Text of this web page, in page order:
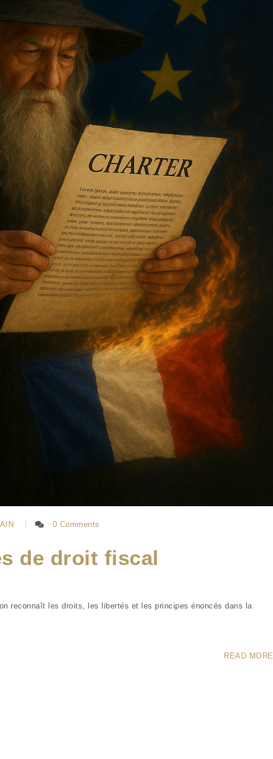
0 Comments
de droit fiscal
reconnaît les droits, les libertés et les principes énoncés dans la
READ MORE